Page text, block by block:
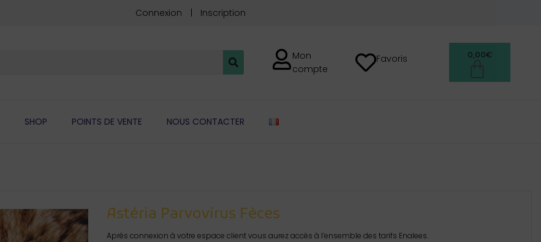
Connexion Inscription
Mon
compte
Favoris 0,00€
SHOP POINTS DE VENTE NOUS CONTACTER
Astéria Parvovirus Fèces
Après connexion à votre espace client vous aurez accès à l’ensemble des tarifs Enalees.